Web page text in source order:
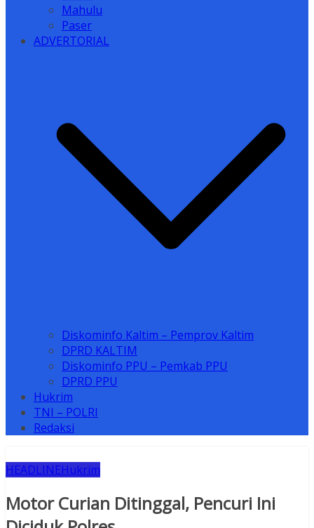
Mahulu
Paser
ADVERTORIAL
Diskominfo Kaltim – Pemprov Kaltim
DPRD KALTIM
Diskominfo PPU – Pemkab PPU
DPRD PPU
Hukrim
TNI – POLRI
Redaksi
HEADLINEHukrim
Motor Curian Ditinggal, Pencuri Ini